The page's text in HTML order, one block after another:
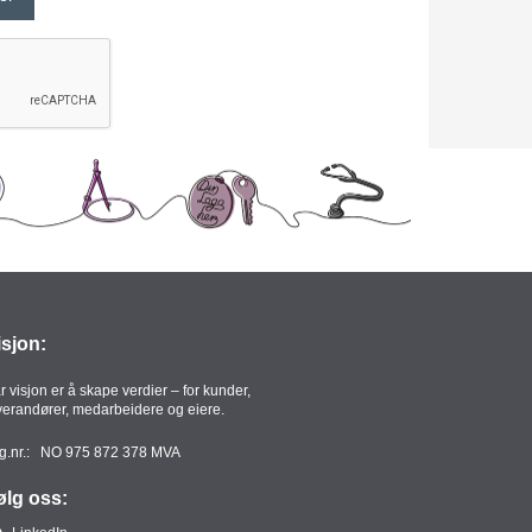
visjon er å skape verdier – for kunder,
medarbeidere og eiere.
NO 975 872 378 MVA
oss: